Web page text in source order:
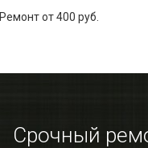
Ремонт от 400 руб.
Срочный